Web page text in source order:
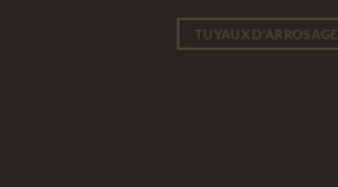
TUYAUX D'ARROSAGE